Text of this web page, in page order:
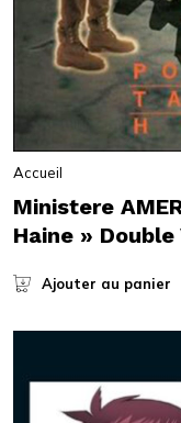
Accueil
Ministere
Haine »
Ajouter au panier